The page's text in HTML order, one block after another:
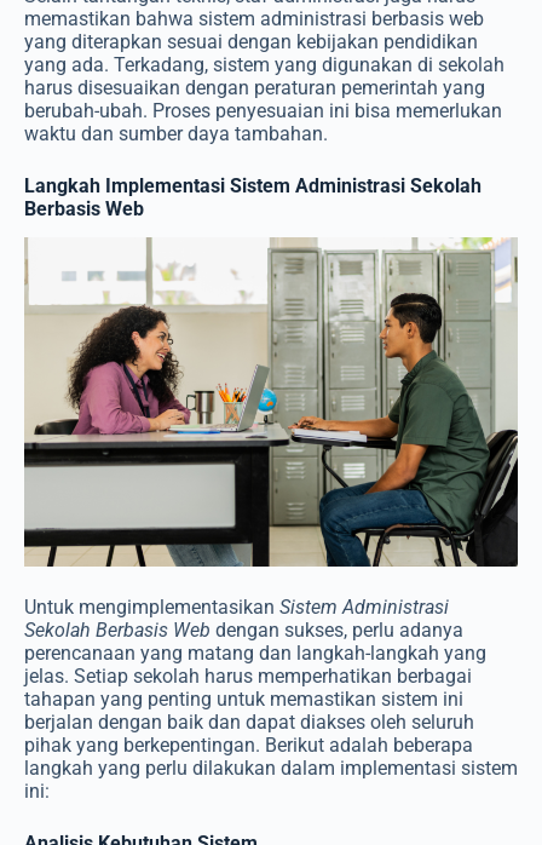
memastikan bahwa sistem administrasi berbasis web
yang diterapkan sesuai dengan kebijakan pendidikan
yang ada. Terkadang, sistem yang digunakan di sekolah
harus disesuaikan dengan peraturan pemerintah yang
berubah-ubah. Proses penyesuaian ini bisa memerlukan
waktu dan sumber daya tambahan.
Langkah Implementasi Sistem Administrasi Sekolah
Berbasis Web
Untuk mengimplementasikan Sistem Administrasi
Sekolah Berbasis Web dengan sukses, perlu adanya
perencanaan yang matang dan langkah-langkah yang
jelas. Setiap sekolah harus memperhatikan berbagai
tahapan yang penting untuk memastikan sistem ini
berjalan dengan baik dan dapat diakses oleh seluruh
pihak yang berkepentingan. Berikut adalah beberapa
langkah yang perlu dilakukan dalam implementasi sistem
ini: